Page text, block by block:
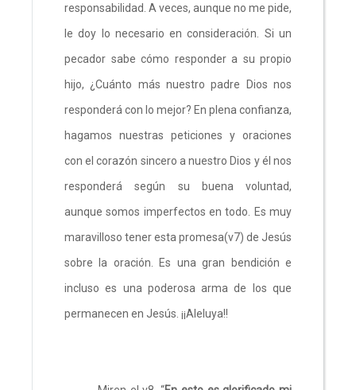
responsabilidad. A veces, aunque no me pide,
le doy lo necesario en consideración. Si un
pecador sabe cómo responder a su propio
hijo, ¿Cuánto más nuestro padre Dios nos
responderá con lo mejor? En plena confianza,
hagamos nuestras peticiones y oraciones
con el corazón sincero a nuestro Dios y él nos
responderá según su buena voluntad,
aunque somos imperfectos en todo. Es muy
maravilloso tener esta promesa(v7) de Jesús
sobre la oración. Es una gran bendición e
incluso es una poderosa arma de los que
permanecen en Jesús. ¡¡Aleluya!!